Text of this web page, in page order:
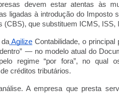
devem estar atentas às
ligadas à introdução do Imposto
que substituem ICMS, ISS,
Agilize Contabilidade, o
— no modelo atual do
regime “por fora”, no qual
créditos tributários.
A empresa que presta